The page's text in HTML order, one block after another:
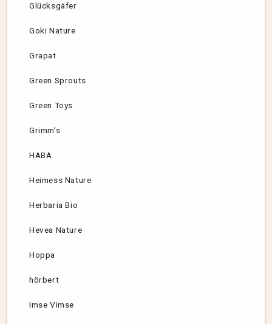
Glücksgäfer
Goki Nature
Grapat
Green Sprouts
Green Toys
Grimm’s
HABA
Heimess Nature
Herbaria Bio
Hevea Nature
Hoppa
hörbert
Imse Vimse